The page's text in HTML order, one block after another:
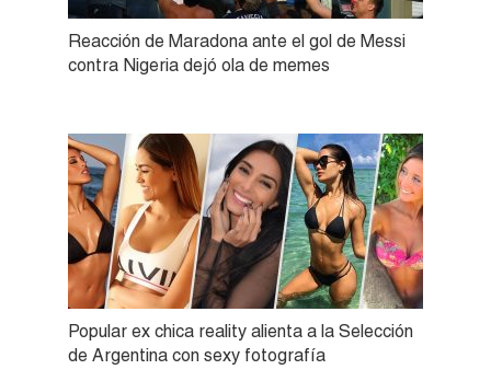
Reacción de Maradona ante el gol de Messi
contra Nigeria dejó ola de memes
Popular ex chica reality alienta a la Selección
de Argentina con sexy fotografía